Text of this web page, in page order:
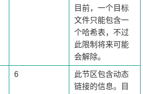
目前，一个目标
文件只能包含一
个哈希表，不过
此限制将来可能
会解除。
6
此节区包含动态
链接的信息。目